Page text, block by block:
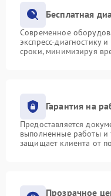
Бесплатная
Современное
экспресс-диагностику
сроки, минимизируя
Гарантия на
Предоставляется
выполненные работы и
защищает клиента от
Прозрачное